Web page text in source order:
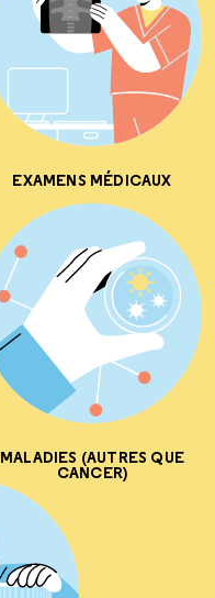
EXAMENS MÉDICAUX
MALADIES (AUTRES QUE
CANCER)